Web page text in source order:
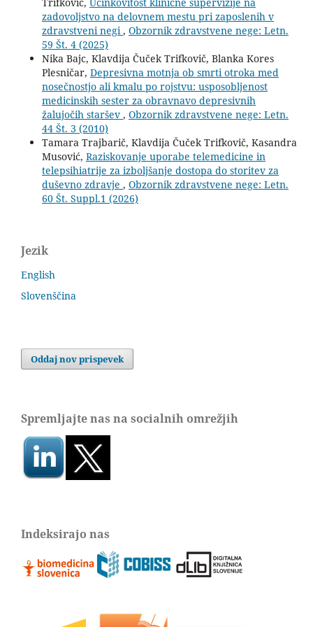
zadovoljstvo na delovnem mestu pri zaposlenih v
zdravstveni negi , Obzornik zdravstvene nege: Letn.
59 Št. 4 (2025)
Nika Bajc, Klavdija Čuček Trifkovič, Blanka Kores
Plesničar, Depresivna motnja ob smrti otroka med
nosečnostjo ali kmalu po rojstvu: usposobljenost
medicinskih sester za obravnavo depresivnih
žalujočih staršev , Obzornik zdravstvene nege: Letn.
44 Št. 3 (2010)
Tamara Trajbarič, Klavdija Čuček Trifkovič, Kasandra
Musović, Raziskovanje uporabe telemedicine in
telepsihiatrije za izboljšanje dostopa do storitev za
duševno zdravje , Obzornik zdravstvene nege: Letn.
60 Št. Suppl.1 (2026)
Jezik
English
Slovenščina
Oddaj nov prispevek
Spremljajte nas na socialnih omrežjih
Indeksirajo nas